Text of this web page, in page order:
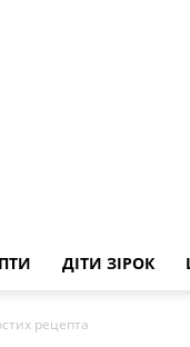
ДІТИ ЗІРОК
рецепта